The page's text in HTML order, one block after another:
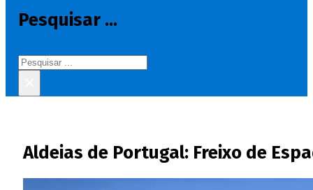
Pesquisar ...
Pesquisar
Aldeias de Portugal: Freixo de